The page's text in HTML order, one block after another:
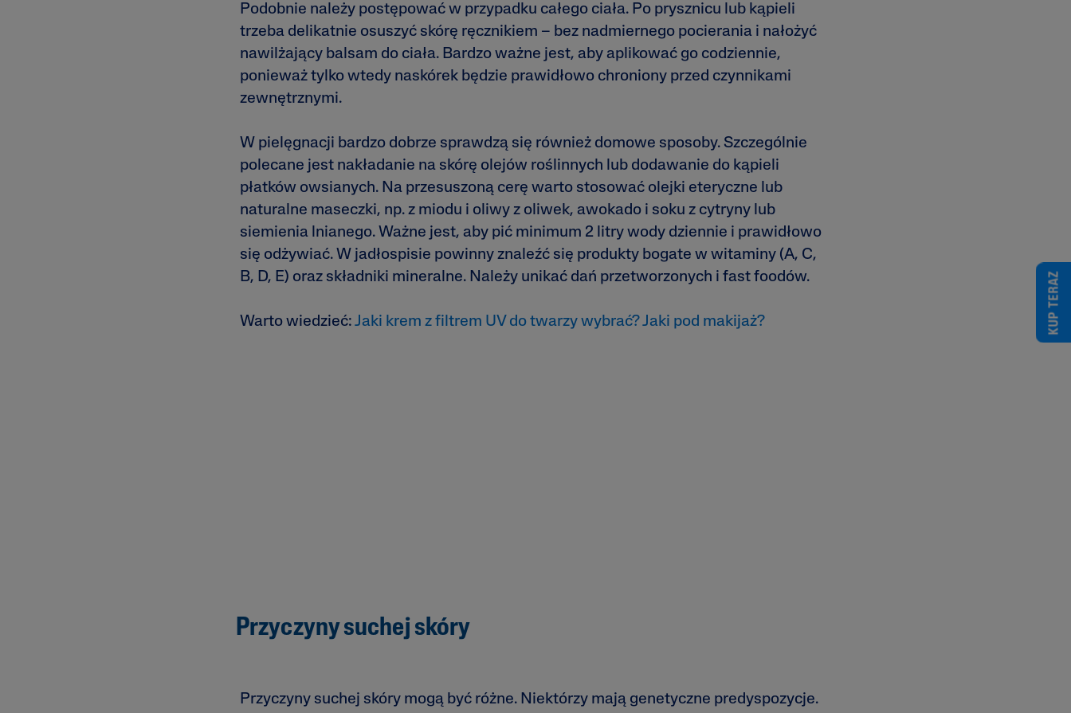
Podobnie należy postępować w przypadku całego ciała. Po prysznicu lub kąpieli
trzeba delikatnie osuszyć skórę ręcznikiem – bez nadmiernego pocierania i nałożyć
nawilżający balsam do ciała. Bardzo ważne jest, aby aplikować go codziennie,
ponieważ tylko wtedy naskórek będzie prawidłowo chroniony przed czynnikami
zewnętrznymi.
W pielęgnacji bardzo dobrze sprawdzą się również domowe sposoby. Szczególnie
polecane jest nakładanie na skórę olejów roślinnych lub dodawanie do kąpieli
płatków owsianych. Na przesuszoną cerę warto stosować olejki eteryczne lub
naturalne maseczki, np. z miodu i oliwy z oliwek, awokado i soku z cytryny lub
siemienia lnianego. Ważne jest, aby pić minimum 2 litry wody dziennie i prawidłowo
się odżywiać. W jadłospisie powinny znaleźć się produkty bogate w witaminy (A, C,
B, D, E) oraz składniki mineralne. Należy unikać dań przetworzonych i fast foodów.
Warto wiedzieć: Jaki krem z filtrem UV do twarzy wybrać? Jaki pod makijaż?
Przyczyny suchej skóry
Przyczyny suchej skóry mogą być różne. Niektórzy mają genetyczne predyspozycje.
KUP TERAZ